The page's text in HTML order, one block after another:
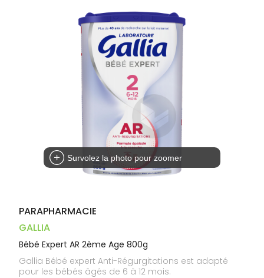
médicaux
Corps
Homme
PHARMACIES
DE GARDE
Survolez la photo pour zoomer
PARAPHARMACIE
GALLIA
Bébé Expert AR 2ème Age 800g
Gallia Bébé expert Anti-Régurgitations est adapté
pour les bébés âgés de 6 à 12 mois.